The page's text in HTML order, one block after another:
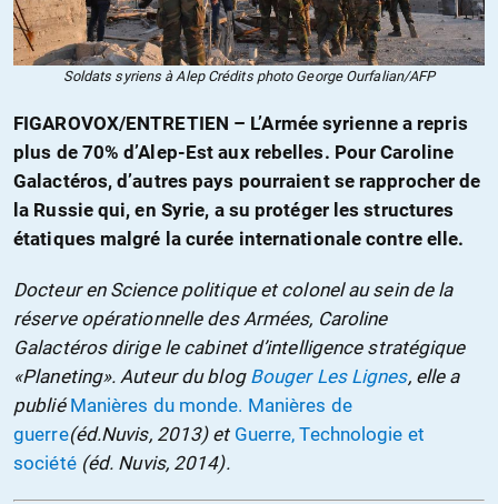
Soldats syriens à Alep Crédits photo George Ourfalian/AFP
FIGAROVOX/ENTRETIEN – L’Armée syrienne a repris
plus de 70% d’Alep-Est aux rebelles. Pour Caroline
Galactéros, d’autres pays pourraient se rapprocher de
la Russie qui, en Syrie, a su protéger les structures
étatiques malgré la curée internationale contre elle.
Docteur en Science politique et colonel au sein de la
réserve opérationnelle des Armées, Caroline
Galactéros dirige le cabinet d’intelligence stratégique
«Planeting». Auteur du blog Bouger Les Lignes, elle a
publiéManières du monde. Manières de
guerre(éd.Nuvis, 2013) et Guerre, Technologie et
société(éd. Nuvis, 2014).